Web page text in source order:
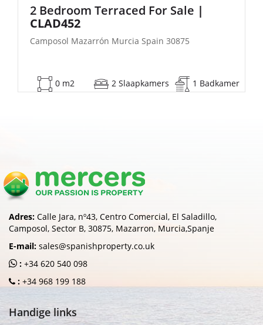
2 Bedroom Semi-Detached For Sale
| FB140
Camposol Mazarrón Murcia Spain 30875
53 m2 2 Slaapkamers 1 Badkamer
Adres: Calle Jara, nº43, Centro Comercial, El Saladillo,
Camposol, Sector B, 30875, Mazarron, Murcia,Spanje
E-mail: sales@spanishproperty.co.uk
: +34 620 540 098
: +34 968 199 188
Handige links